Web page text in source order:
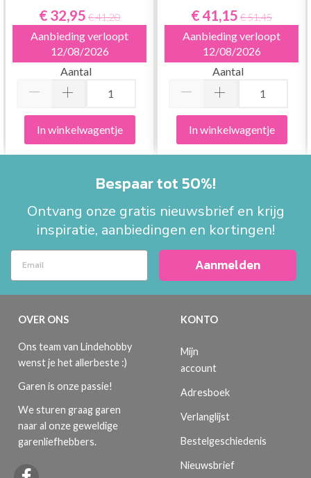
€ 32,95 € 41,20
Aanbieding verloopt
12/08/2026
Aantal
In winkelwagentje
€ 41,15 € 51,45
Aanbieding verloopt
12/08/2026
Aantal
In winkelwagentje
Bespaar tot 50%!
Ontvang onze gratis nieuwsbrief en krijg
inspiratie, aanbiedingen en kortingen!
Aanmelden
OVER ONS
Ons team van Lindehobby
wenst je het allerbeste :)
Garen is onze passie!
We sturen graag garen
naar al onze geweldige
garenliefhebbers.
KONTO
Mijn
account
Adresboek
Verlanglijst
Bestelgeschiedenis
Nieuwsbrief